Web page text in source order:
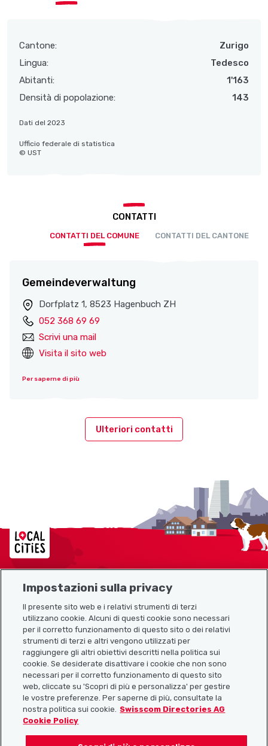
Cantone:
Zurigo
Lingua:
Tedesco
Abitanti:
1'163
Densità di popolazione:
143
Dati del 2023
Ufficio federale di statistica
© UST
CONTATTI
CONTATTI DEL COMUNE CONTATTI DEL CANTONE
Gemeindeverwaltung
Dorfplatz 1, 8523 Hagenbuch ZH
052 368 69 69
Scrivi una mail
Visita il sito web
Per saperne di più
Ulteriori contatti
Localcities
Link utili
Scarica l’app Localcities
Seguiteci su:
Impostazioni sulla privacy
Il presente sito web e i relativi strumenti di terzi
utilizzano cookie. Alcuni di questi cookie sono necessari
per il corretto funzionamento di questo sito o dei relativi
strumenti di terzi e altri vengono utilizzati per
raggiungere gli altri obiettivi descritti nella politica sui
cookie. Se desiderate disattivare i cookie che non sono
necessari per il corretto funzionamento di questo sito
web, cliccate su 'Scopri di più e personalizza' per gestire
le vostre preferenze. Per saperne di più, consultate la
nostra politica sui cookie.
Swisscom Directories AG
Cookie Policy